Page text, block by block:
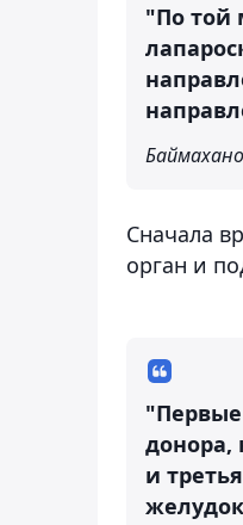
"По той
Сначала
орган и
донора,
и